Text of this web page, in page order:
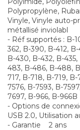
Polypropylène,
Vinyle, Vinyle auto-
métallisé inviolabl
- Réf supportés : B-
362, B-390, B-412,
B-430, B-432, B-
483, B-486, B-488,
717, B-718, B-719,
7576, B-7593, B-
7697, B-966, B-966B
- Options de
USB 2.0, Utilisation
- Garantie 2 ans